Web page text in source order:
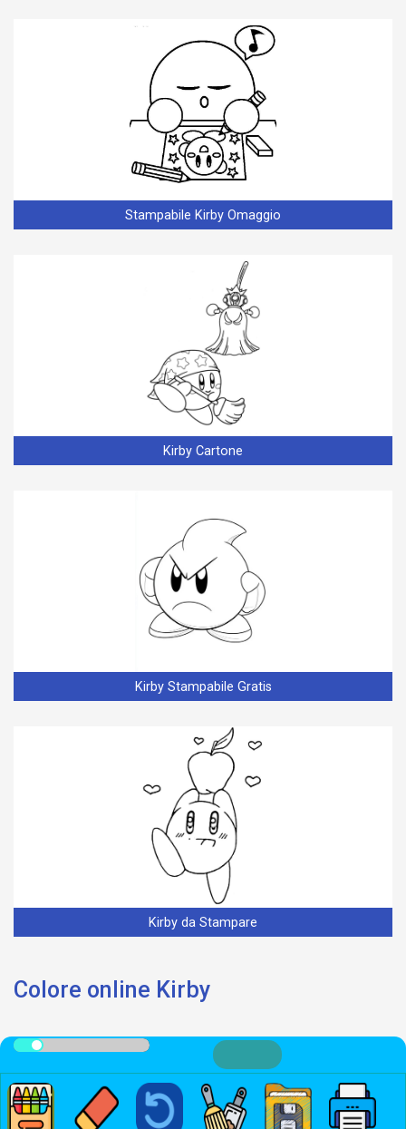
Stampabile Kirby Omaggio
Kirby Cartone
Kirby Stampabile Gratis
Kirby da Stampare
Colore online Kirby